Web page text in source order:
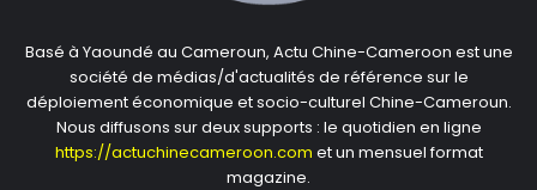
Basé à Yaoundé au Cameroun, Actu Chine-Cameroon est une
société de médias/d'actualités de référence sur le
déploiement économique et socio-culturel Chine-Cameroun.
Nous diffusons sur deux supports : le quotidien en ligne
https://actuchinecameroon.com et un mensuel format
magazine.